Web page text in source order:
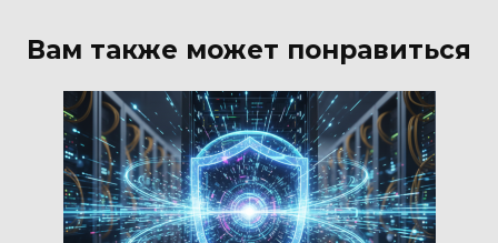
Вам также может понравиться